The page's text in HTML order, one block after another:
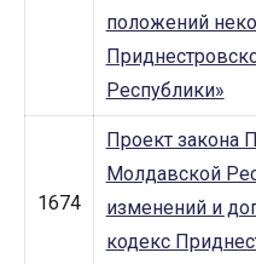
положений
Республики»
1674
Проект закона
Молдавской
изменений и
кодекс